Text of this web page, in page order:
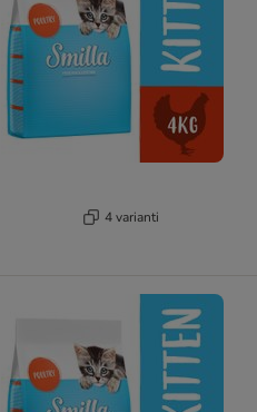
4 varianti